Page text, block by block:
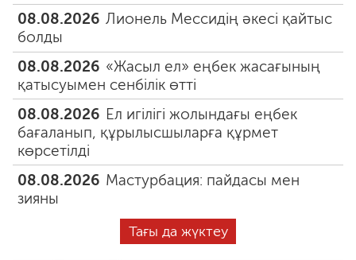
08.08.2026 Лионель Мессидің әкесі қайтыс
болды
08.08.2026 «Жасыл ел» еңбек жасағының
қатысуымен сенбілік өтті
08.08.2026 Ел игілігі жолындағы еңбек
бағаланып, құрылысшыларға құрмет
көрсетілді
08.08.2026 Мастурбация: пайдасы мен
зияны
Тағы да жүктеу